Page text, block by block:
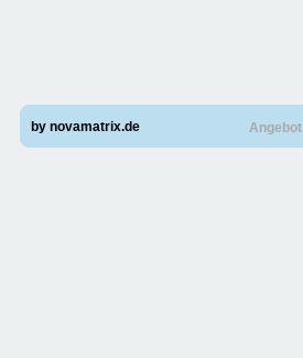
by novamatrix.de Angebot